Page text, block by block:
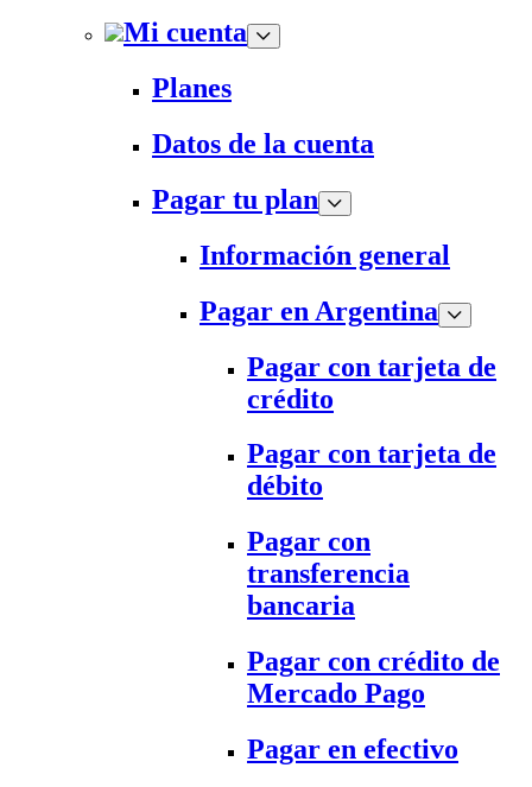
Mi cuenta
Planes
Datos de la cuenta
Pagar tu plan
Información general
Pagar en Argentina
Pagar con tarjeta de
crédito
Pagar con tarjeta de
débito
Pagar con
transferencia
bancaria
Pagar con crédito de
Mercado Pago
Pagar en efectivo